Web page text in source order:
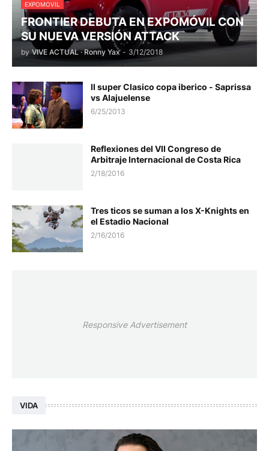
EXPOMOVIL
FRONTIER DEBUTA EN EXPOMÓVIL CON
SU NUEVA VERSIÓN ATTACK
by VIVE ACTUAL · Ronny Yax - 3/12/2018
II super Clasico copa iberico - Saprissa
vs Alajuelense
6/25/2013
Reflexiones del VII Congreso de
Arbitraje Internacional de Costa Rica
2/18/2016
Tres ticos se suman a los X-Knights en
el Estadio Nacional
2/16/2016
Responsive Advertisement
VIDA